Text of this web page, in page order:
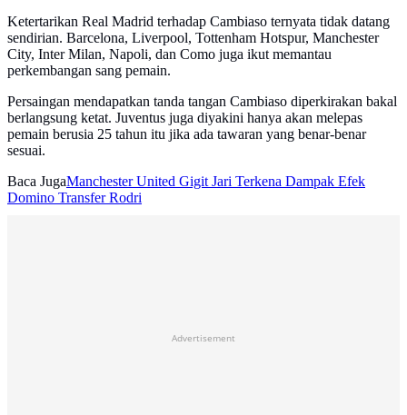
Ketertarikan Real Madrid terhadap Cambiaso ternyata tidak datang
sendirian. Barcelona, Liverpool, Tottenham Hotspur, Manchester
City, Inter Milan, Napoli, dan Como juga ikut memantau
perkembangan sang pemain.
Persaingan mendapatkan tanda tangan Cambiaso diperkirakan bakal
berlangsung ketat. Juventus juga diyakini hanya akan melepas
pemain berusia 25 tahun itu jika ada tawaran yang benar-benar
sesuai.
Baca JugaManchester United Gigit Jari Terkena Dampak Efek
Domino Transfer Rodri
Advertisement